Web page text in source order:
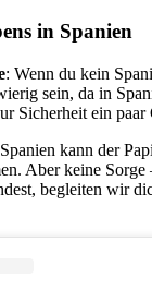
in Spanien
: Wenn du kein
sein, da in
Sicherheit ein paar
kann der
Aber keine Sorge
begleiten wir